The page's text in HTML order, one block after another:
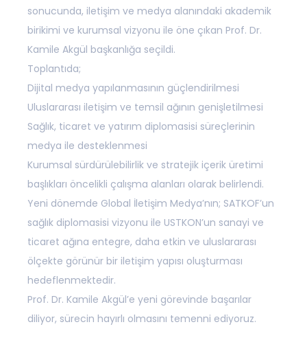
sonucunda, iletişim ve medya alanındaki akademik
birikimi ve kurumsal vizyonu ile öne çıkan Prof. Dr.
Kamile Akgül başkanlığa seçildi.
Toplantıda;
Dijital medya yapılanmasının güçlendirilmesi
Uluslararası iletişim ve temsil ağının genişletilmesi
Sağlık, ticaret ve yatırım diplomasisi süreçlerinin
medya ile desteklenmesi
Kurumsal sürdürülebilirlik ve stratejik içerik üretimi
başlıkları öncelikli çalışma alanları olarak belirlendi.
Yeni dönemde Global İletişim Medya’nın; SATKOF’un
sağlık diplomasisi vizyonu ile USTKON’un sanayi ve
ticaret ağına entegre, daha etkin ve uluslararası
ölçekte görünür bir iletişim yapısı oluşturması
hedeflenmektedir.
Prof. Dr. Kamile Akgül’e yeni görevinde başarılar
diliyor, sürecin hayırlı olmasını temenni ediyoruz.